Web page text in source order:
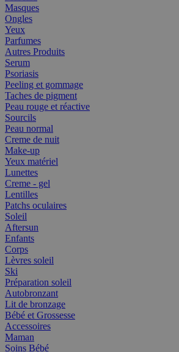
Masques
Ongles
Yeux
Parfumes
Autres Produits
Serum
Psoriasis
Peeling et gommage
Taches de pigment
Peau rouge et réactive
Sourcils
Peau normal
Creme de nuit
Make-up
Yeux matériel
Lunettes
Creme - gel
Lentilles
Patchs oculaires
Soleil
Aftersun
Enfants
Corps
Lèvres soleil
Ski
Préparation soleil
Autobronzant
Lit de bronzage
Bébé et Grossesse
Accessoires
Maman
Soins Bébé